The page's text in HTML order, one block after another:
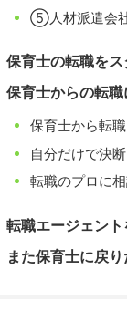
⑤人材派遣会
保育士の転職を
保育士からの転
保育士から転
自分だけで決
転職のプロに
転職エージェン
また保育士に戻